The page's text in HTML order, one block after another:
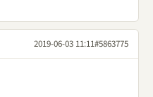
2019-06-03 11:11#5863775